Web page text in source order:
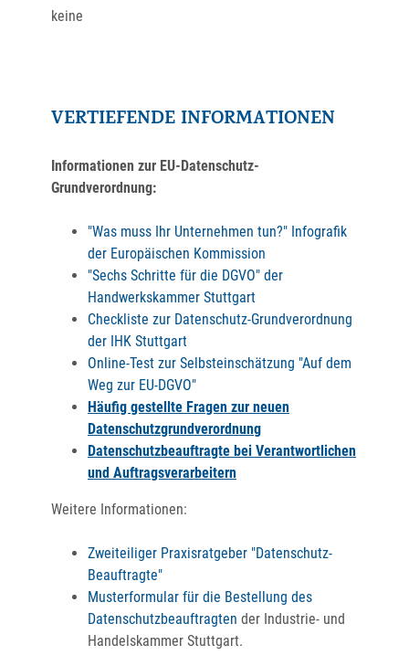
keine
VERTIEFENDE INFORMATIONEN
Informationen zur EU-Datenschutz-
Grundverordnung:
"Was muss Ihr Unternehmen tun?" Infografik
der Europäischen Kommission
"Sechs Schritte für die DGVO" der
Handwerkskammer Stuttgart
Checkliste zur Datenschutz-Grundverordnung
der IHK Stuttgart
Online-Test zur Selbsteinschätzung "Auf dem
Weg zur EU-DGVO"
Häufig gestellte Fragen zur neuen
Datenschutzgrundverordnung
Datenschutzbeauftragte bei Verantwortlichen
und Auftragsverarbeitern
Weitere Informationen:
Zweiteiliger Praxisratgeber "Datenschutz-
Beauftragte"
Musterformular für die Bestellung des
Datenschutzbeauftragten der Industrie- und
Handelskammer Stuttgart.